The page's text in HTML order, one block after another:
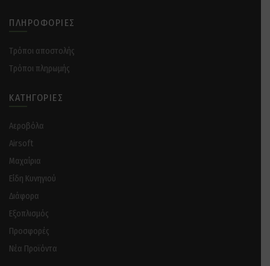
ΠΛΗΡΟΦΟΡΊΕΣ
Tρόποι αποστολής
Tρόποι πληρωμής
ΚΑΤΗΓΟΡΊΕΣ
Αεροβόλα
Airsoft
Μαχαίρια
Είδη Κυνηγιού
Διάφορα
Eξοπλισμός
Προσφορές
Νέα Προϊόντα